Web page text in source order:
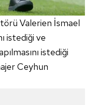
Valerien İsmael
istediği ve
istediği
Ceyhun